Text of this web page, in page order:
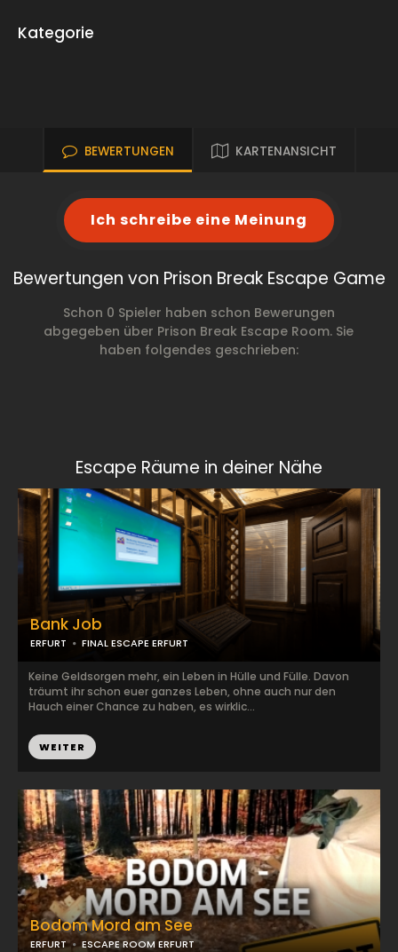
Kategorie
BEWERTUNGEN KARTENANSICHT
Ich schreibe eine Meinung
Bewertungen von Prison Break Escape Game
Schon 0 Spieler haben schon Bewerungen
abgegeben über Prison Break Escape Room. Sie
haben folgendes geschrieben:
Escape Räume in deiner Nähe
Bodom Mord am See
ERFURT ESCAPE ROOM ERFURT
Bank Job
ERFURT FINAL ESCAPE ERFURT
Keine Geldsorgen mehr, ein Leben in Hülle und Fülle. Davon
träumt ihr schon euer ganzes Leben, ohne auch nur den
Hauch einer Chance zu haben, es wirklic...
WEITER